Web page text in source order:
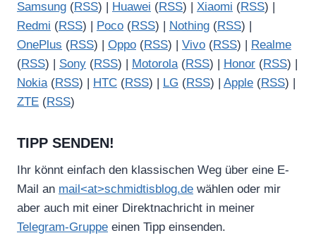
Samsung (RSS) | Huawei (RSS) | Xiaomi (RSS) |
Redmi (RSS) | Poco (RSS) | Nothing (RSS) |
OnePlus (RSS) | Oppo (RSS) | Vivo (RSS) |
Realme
(RSS) | Sony (RSS) | Motorola(RSS) | Honor (RSS) |
Nokia(RSS) | HTC (RSS) | LG (RSS) | Apple (RSS) |
ZTE (RSS)
TIPP SENDEN!
Ihr könnt einfach den klassischen Weg über eine E-
Mail an mail<at>schmidtisblog.de wählen oder mir
aber auch mit einer Direktnachricht in meiner
Telegram-Gruppe einen Tipp einsenden.